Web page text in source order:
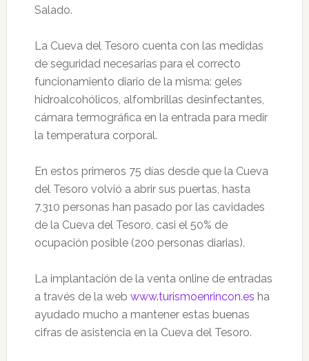
Salado.
La Cueva del Tesoro cuenta con las medidas
de seguridad necesarias para el correcto
funcionamiento diario de la misma: geles
hidroalcohólicos, alfombrillas desinfectantes,
cámara termográfica en la entrada para medir
la temperatura corporal.
En estos primeros 75 días desde que la Cueva
del Tesoro volvió a abrir sus puertas, hasta
7.310 personas han pasado por las cavidades
de la Cueva del Tesoro, casi el 50% de
ocupación posible (200 personas diarias).
La implantación de la venta online de entradas
a través de la web www.turismoenrincon.es ha
ayudado mucho a mantener estas buenas
cifras de asistencia en la Cueva del Tesoro.